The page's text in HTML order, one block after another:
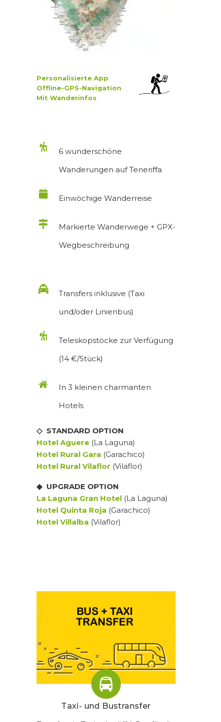
Personalisierte App
Offline-GPS-Navigation
Mit Wanderinfos
6 wunderschöne
Wanderungen auf Teneriffa
Einwöchige Wanderreise
Markierte Wanderwege + GPX-
Wegbeschreibung
Transfers inklusive (Taxi
und/oder Linienbus)
Teleskopstöcke zur Verfügung
(14 €/Stück)
In 3 kleinen charmanten
Hotels
◇ STANDARD OPTION
Hotel Aguere (La Laguna)
Hotel Rural Gara (Garachico)
Hotel Rural Vilaflor (Vilaflor)
◆ UPGRADE OPTION
La Laguna Gran Hotel (La Laguna)
Hotel Quinta Roja (Garachico)
Hotel Villalba (Vilaflor)
Taxi- und Bustransfer